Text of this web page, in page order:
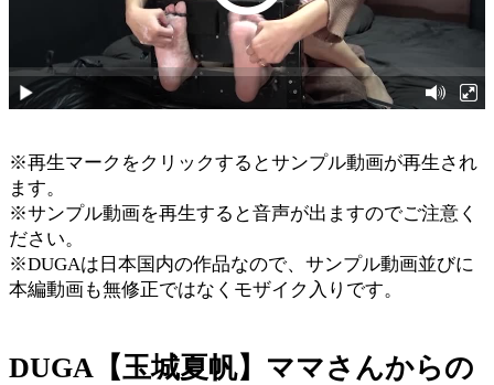
※再生マークをクリックするとサンプル動画が再生され
ます。
※サンプル動画を再生すると音声が出ますのでご注意く
ださい。
※DUGAは日本国内の作品なので、サンプル動画並びに
本編動画も無修正ではなくモザイク入りです。
DUGA【玉城夏帆】ママさんからの